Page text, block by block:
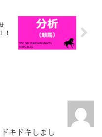
！
キドキしまし